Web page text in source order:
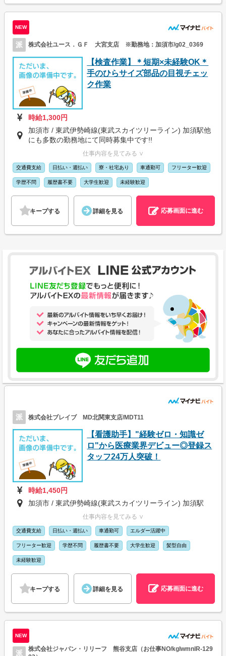
NEW
派 株式会社ユース．ＧＦ 大宮支店 ※勤務地：加須市/g02_0369
【検査作業】＊短期×未経験OK＊
手のひらサイズ部品の目視チェッ
ク作業
時給1,300円
加須市 / 東武伊勢崎線(東武スカイツリーライン) 加須駅他
にも多数の勤務地にて同時募集中です!!
仕事内容を見てみる ∨
交通費支給 日払い・週払い 寮・社宅あり 車通勤可 フリーター歓迎
学歴不問 履歴書不要 大学生歓迎 未経験歓迎
キープする 詳細を見る 応募画面に進む
派 株式会社ブレイブ MD北関東支店/MDT11
【看護助手】"経験ゼロ・知識ゼ
ロ"から医療業界デビュー◎登録ス
タッフ24万人突破！
時給1,450円
加須市 / 東武伊勢崎線(東武スカイツリーライン) 加須駅
仕事内容を見てみる ∨
交通費支給 日払い・週払い 車通勤可 エルダー活躍中
フリーター歓迎 学歴不問 履歴書不要 大学生歓迎 髪型自由
未経験歓迎
キープする 詳細を見る 応募画面に進む
NEW
派
株式会社ジャパン・リリーフ 熊谷支店（お仕事NO/kglwmnlR-129